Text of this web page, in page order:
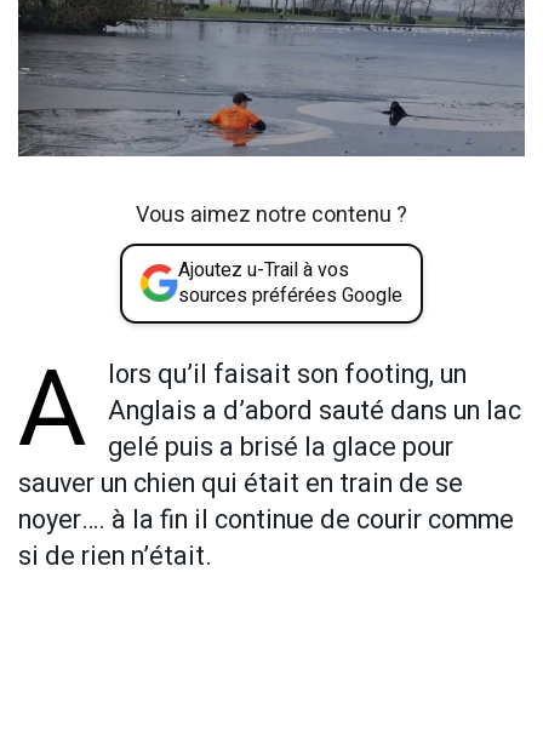
Vous aimez notre contenu ?
Ajoutez u-Trail à vos
sources préférées Google
A
lors qu’il faisait son footing, un
Anglais a d’abord sauté dans un lac
gelé puis a brisé la glace pour
sauver un chien qui était en train de se
noyer…. à la fin il continue de courir comme
si de rien n’était.